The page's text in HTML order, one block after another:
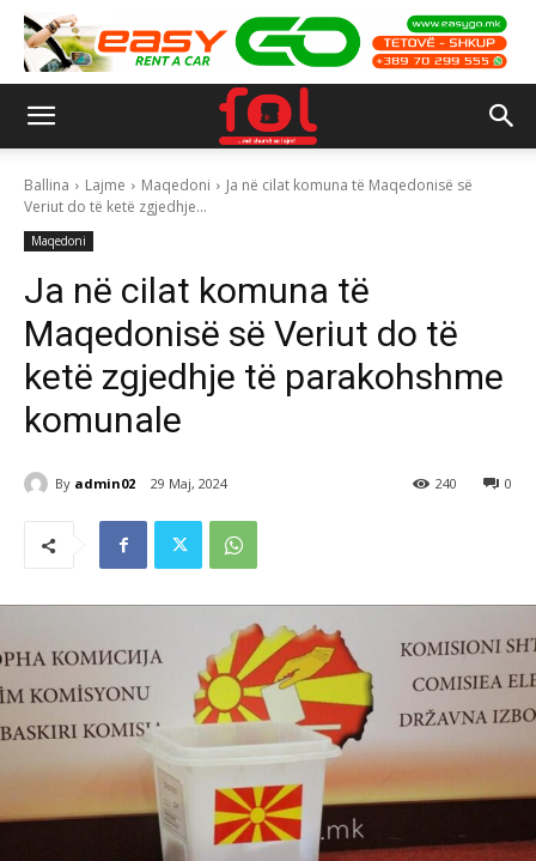
Ballina Lajme Maqedoni
Ja në cilat komuna të Maqedonisë së
Veriut do të ketë zgjedhje...
Maqedoni
Ja në cilat komuna të
Maqedonisë së Veriut do të
ketë zgjedhje të parakohshme
komunale
By admin02 29 Maj, 2024 0
240